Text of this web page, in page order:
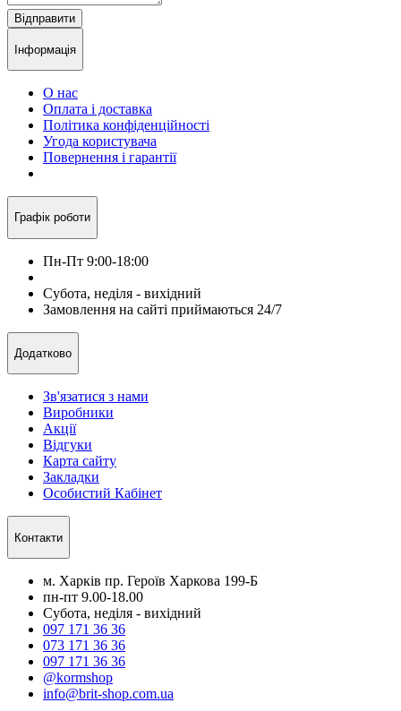
Відправити
Інформація
О нас
Оплата і доставка
Політика конфіденційності
Угода користувача
Повернення і гарантії
Графік роботи
Пн-Пт 9:00-18:00
Субота, неділя - вихідний
Замовлення на сайті приймаються 24/7
Додатково
Зв'язатися з нами
Виробники
Акції
Відгуки
Карта сайту
Закладки
Особистий Кабінет
Контакти
м. Харків пр. Героїв Харкова 199-Б
пн-пт 9.00-18.00
Субота, неділя - вихідний
097 171 36 36
073 171 36 36
097 171 36 36
@kormshop
info@brit-shop.com.ua